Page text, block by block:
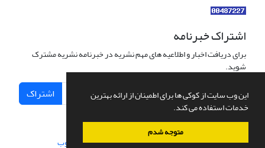
این وب سایت از کوکی ها برای اطمینان از ارائه بهترین
خدمات استفاده می کند.
متوجه شدم
اشتراک خبرنامه
برای دریافت اخبار و اطلاعیه های مهم نشریه در خبرنامه نشریه مشترک
شوید.
اشتراک
سامانه مدیریت نشریات علمی.طراحی و پیاده سازی از سیناوب